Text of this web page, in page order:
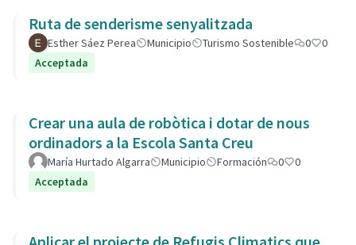
Ruta de senderisme senyalitzada
Esther Sáez Perea Municipio Turismo Sostenible 0
0
Acceptada
Crear una aula de robòtica i dotar de nous
ordinadors a la Escola Santa Creu
María Hurtado Algarra Municipio Formación 0
0
Acceptada